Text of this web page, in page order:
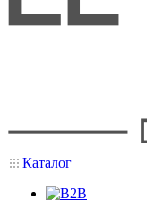
Каталог